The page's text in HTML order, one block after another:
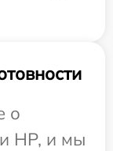
о
HP, и мы